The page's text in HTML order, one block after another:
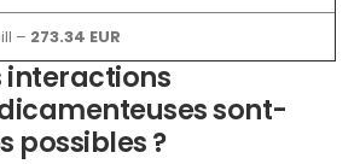
– 273.34 EUR
interactions
sont-
possibles ?